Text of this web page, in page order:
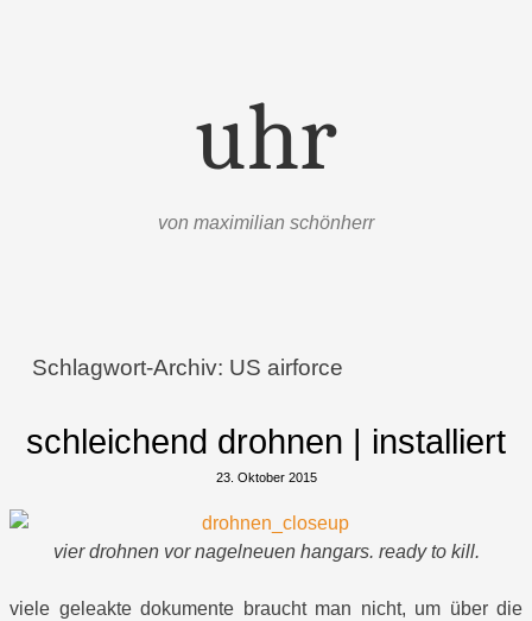
uhr
von maximilian schönherr
Schlagwort-Archiv: US airforce
schleichend drohnen | installiert
23. Oktober 2015
vier drohnen vor nagelneuen hangars. ready to kill.
viele geleakte dokumente braucht man nicht, um über die